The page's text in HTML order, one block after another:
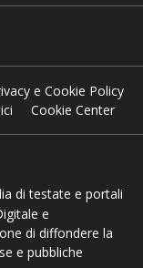
e Cookie Policy
Cookie Center
di testate e portali
e
di diffondere la
e pubbliche